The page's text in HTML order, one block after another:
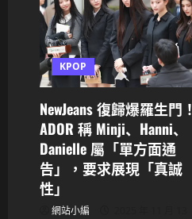
KPOP
NewJeans 復歸爆羅生門！
ADOR 稱 Minji、Hanni、
Danielle 屬「單方面通
告」，要求展現「真誠
性」
網站小編